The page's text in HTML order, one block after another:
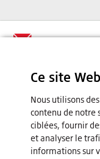
Contactez-nous
Types de pneus
Pneus Été
Marques de pneus
Ce site
Nous utilisons
contenu de notre
ciblées, fournir
et analyser le
informations sur